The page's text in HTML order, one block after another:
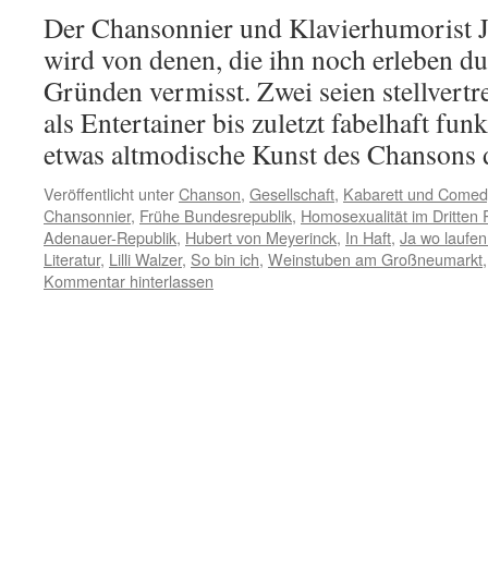
Der Chansonnier und Klavierhumorist
wird von denen, die ihn noch erleben
Gründen vermisst. Zwei seien
als Entertainer bis zuletzt fabelhaft
etwas altmodische Kunst des
Veröffentlicht unterChanson, Gesellschaft, Kabarett und
Chansonnier, Frühe Bundesrepublik, Homosexualität im Dritten
Adenauer-Republik, Hubert von Meyerinck, In Haft, Ja wo
Literatur, Lilli Walzer, So bin ich, Weinstuben am Großneumarkt
Kommentar hinterlassen